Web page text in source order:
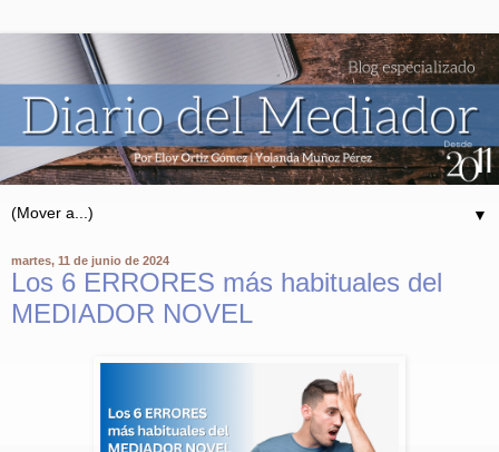
▼
martes, 11 de junio de 2024
Los 6 ERRORES más habituales del
MEDIADOR NOVEL